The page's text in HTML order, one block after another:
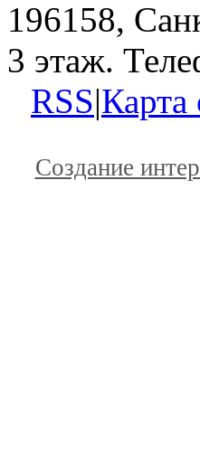
196158,
3 этаж.
RSS|Карта
Создание